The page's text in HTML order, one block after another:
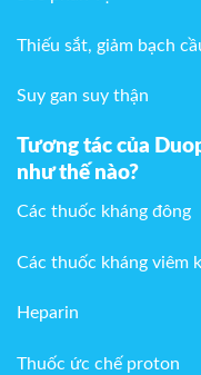
Thiếu sắt, giảm bạch
Suy gan suy thận
Tương tác của
như thế nào?
Các thuốc kháng đông
Các thuốc kháng viêm
Heparin
Thuốc ức chế proton